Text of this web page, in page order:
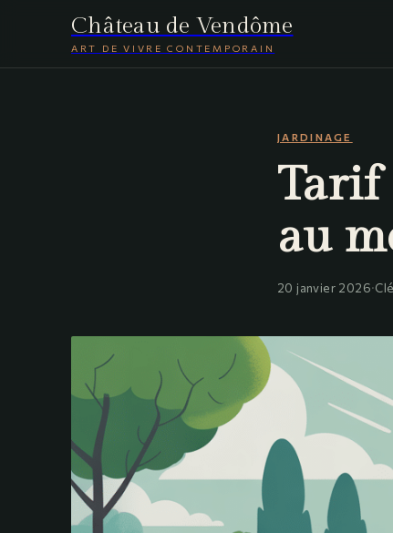
Château de Vendôme
ART DE VIVRE CONTEMPORAIN
JARDINAGE
Tarif
au
20 janvier 2026·